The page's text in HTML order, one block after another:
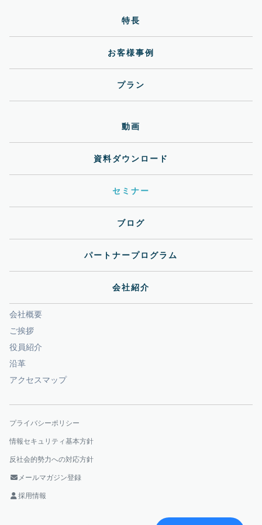
特長
お客様事例
プラン
動画
資料ダウンロード
セミナー
ブログ
パートナープログラム
会社紹介
会社概要
ご挨拶
役員紹介
沿革
アクセスマップ
プライバシーポリシー
情報セキュリティ基本方針
反社会的勢力への対応方針
メールマガジン登録
採用情報